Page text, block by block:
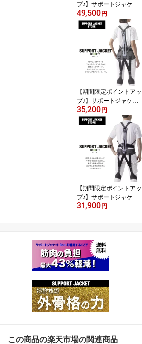
プ♪】サポートジャケッ
トBb+PROIII ユーピー
アール SUPPORT JAC
KET アシストスーツ
UPR プロ3 外骨格
無電力 パッシブ 腰の
負担を最大43％軽減 作
業環境の改善 男女兼
49,500 円
【期間限定ポイントアッ
プ♪】サポートジャケッ
トBb+FIT WIDE ユーピ
ーアール フィット ワ
イド SUPPORT JACKE
T アシストスーツ UP
R 外骨格 無電力 パ
ッシブ 腰の負担を最大
43％軽減 作業環境の改
善 男女兼用 洗濯可能
35,200 円
【期間限定ポイントアッ
プ♪】サポートジャケッ
トBb+FIT SLIM ユーピ
R 外骨格 無電力 パ
ッシブ 腰の負担を最大
43％軽減 作業環境の改
善 男女兼用 洗濯可能
31,900 円
この商品の楽天市場の関連商品